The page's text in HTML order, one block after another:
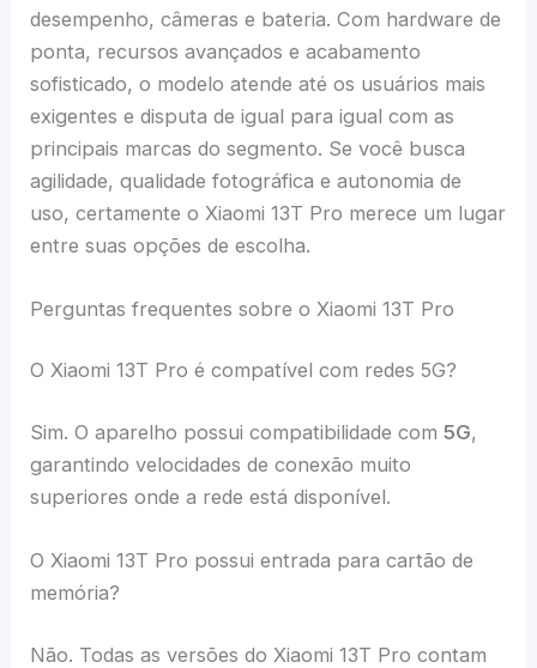
desempenho, câmeras e bateria. Com hardware de
ponta, recursos avançados e acabamento
sofisticado, o modelo atende até os usuários mais
exigentes e disputa de igual para igual com as
principais marcas do segmento. Se você busca
agilidade, qualidade fotográfica e autonomia de
uso, certamente o Xiaomi 13T Pro merece um lugar
entre suas opções de escolha.
Perguntas frequentes sobre o Xiaomi 13T Pro
O Xiaomi 13T Pro é compatível com redes 5G?
Sim. O aparelho possui compatibilidade com5G,
garantindo velocidades de conexão muito
superiores onde a rede está disponível.
O Xiaomi 13T Pro possui entrada para cartão de
memória?
Não. Todas as versões do Xiaomi 13T Pro contam